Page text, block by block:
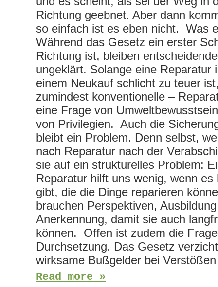
Richtung geebnet. Aber dann
so einfach ist es eben nicht. Was
Während das Gesetz ein erster
Richtung ist, bleiben
ungeklärt. Solange eine Reparatur
einem Neukauf schlicht zu teuer
zumindest konventionelle –
eine Frage von
von Privilegien. Auch die
bleibt ein Problem. Denn selbst,
nach Reparatur nach der
sie auf ein strukturelles Problem:
Reparatur hilft uns wenig, wenn es
gibt, die die Dinge reparieren
brauchen Perspektiven,
Anerkennung, damit sie auch
können. Offen ist zudem die
Durchsetzung. Das Gesetz
wirksame Bußgelder bei
Read more »